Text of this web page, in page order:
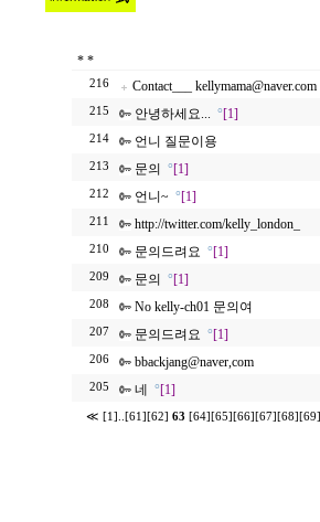
* *
216 Contact___ kellymama@naver.com
215 안녕하세요... °[1]
214 언니 질문이용
213 문의 °[1]
212 언니~ °[1]
211 http://twitter.com/kelly_london_
210 문의드려요 °[1]
209 문의 °[1]
208 No kelly-ch01 문의여
207 문의드려요 °[1]
206 bbackjang@naver,com
205 네 °[1]
≪ [1] [61] [62] 63 [64] [65] [66] [67] [68] [69]